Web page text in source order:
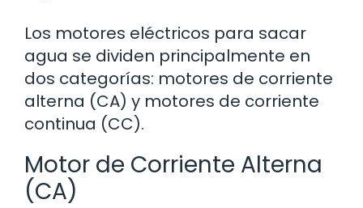
Los motores eléctricos para sacar
agua se dividen principalmente en
dos categorías: motores de corriente
alterna (CA) y motores de corriente
continua (CC).
Motor de Corriente Alterna
(CA)